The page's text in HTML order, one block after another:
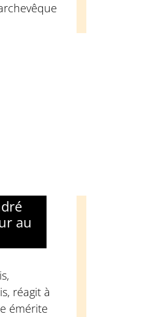
au
réagit à
émérite